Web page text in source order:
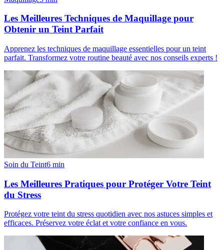
Les Meilleures Techniques de Maquillage pour
Obtenir un Teint Parfait
Apprenez les techniques de maquillage essentielles pour un teint
parfait. Transformez votre routine beauté avec nos conseils experts !
Soin du Teint6 min
Les Meilleures Pratiques pour Protéger Votre Teint
du Stress
Protégez votre teint du stress quotidien avec nos astuces simples et
efficaces. Préservez votre éclat et votre confiance en vous.